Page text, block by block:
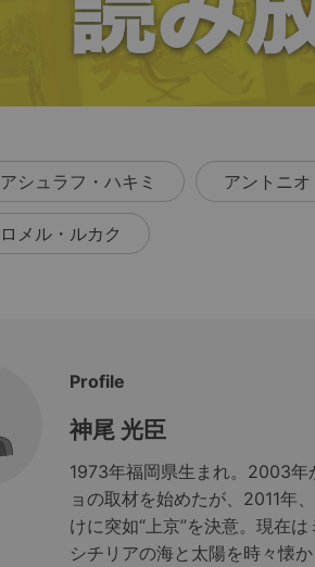
アシュラフ・ハキミ アントニ
ロメル・ルカク
Profile
神尾 光臣
1973年福岡県生まれ。2003年
ョの取材を始めたが、2011年
けに突如“上京”を決意。現在
シチリアの海と太陽を時々懐